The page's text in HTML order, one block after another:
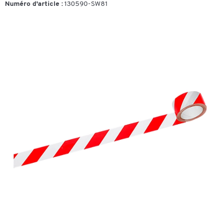
Numéro d'article : 130590-SW81